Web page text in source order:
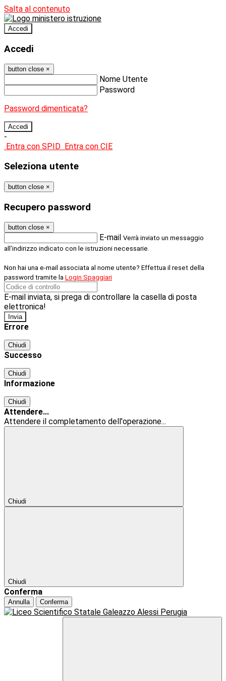
Salta al contenuto
Accedi
Accedi
button close ×
Nome Utente
Password
Password dimenticata?
-
Entra con SPID Entra con CIE
Seleziona utente
button close ×
Recupero password
button close ×
E-mail Verrà inviato un messaggio
all'indirizzo indicato con le istruzioni necessarie.
Non hai una e-mail associata al nome utente? Effettua il reset della
password tramite la Login Spaggiari
E-mail inviata, si prega di controllare la casella di posta
elettronica!
Errore
Chiudi
Successo
Chiudi
Informazione
Chiudi
Attendere...
Attendere il completamento dell'operazione...
Chiudi
Chiudi
Conferma
Annulla Conferma